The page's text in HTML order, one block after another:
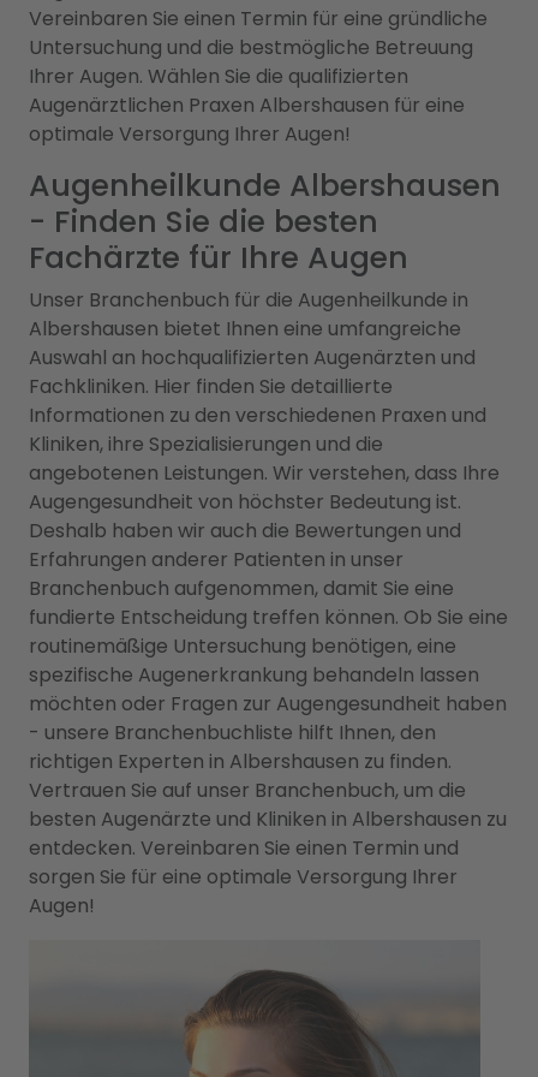
Vereinbaren Sie einen Termin für eine gründliche
Untersuchung und die bestmögliche Betreuung
Ihrer Augen. Wählen Sie die qualifizierten
Augenärztlichen Praxen Albershausen für eine
optimale Versorgung Ihrer Augen!
Augenheilkunde Albershausen
- Finden Sie die besten
Fachärzte für Ihre Augen
Unser Branchenbuch für die Augenheilkunde in
Albershausen bietet Ihnen eine umfangreiche
Auswahl an hochqualifizierten Augenärzten und
Fachkliniken. Hier finden Sie detaillierte
Informationen zu den verschiedenen Praxen und
Kliniken, ihre Spezialisierungen und die
angebotenen Leistungen. Wir verstehen, dass Ihre
Augengesundheit von höchster Bedeutung ist.
Deshalb haben wir auch die Bewertungen und
Erfahrungen anderer Patienten in unser
Branchenbuch aufgenommen, damit Sie eine
fundierte Entscheidung treffen können. Ob Sie eine
routinemäßige Untersuchung benötigen, eine
spezifische Augenerkrankung behandeln lassen
möchten oder Fragen zur Augengesundheit haben
- unsere Branchenbuchliste hilft Ihnen, den
richtigen Experten in Albershausen zu finden.
Vertrauen Sie auf unser Branchenbuch, um die
besten Augenärzte und Kliniken in Albershausen zu
entdecken. Vereinbaren Sie einen Termin und
sorgen Sie für eine optimale Versorgung Ihrer
Augen!